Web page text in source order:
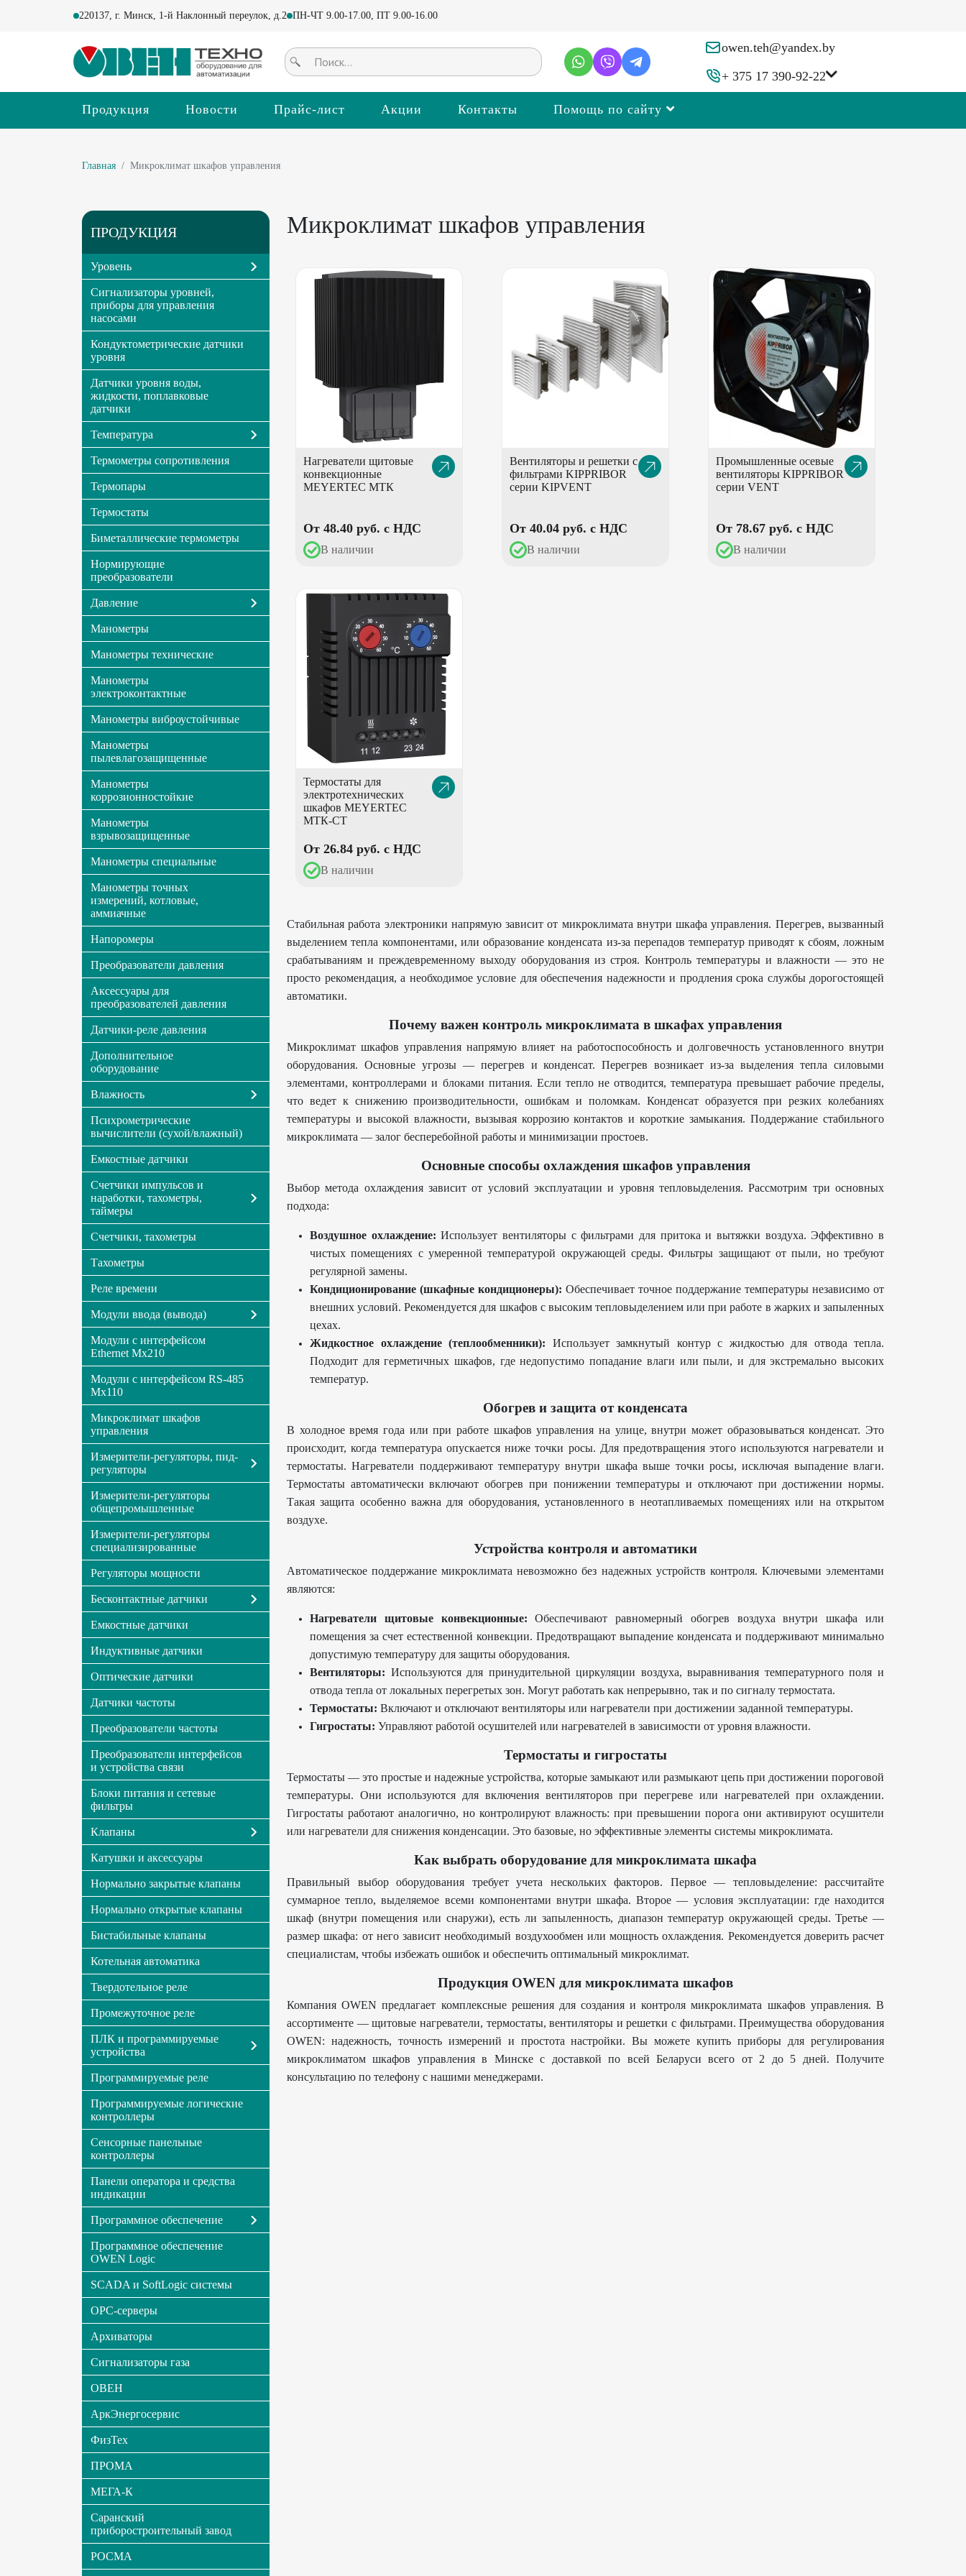
220137, г. Минск, 1-й Наклонный переулок, д.2 ПН-ЧТ 9.00-17.00, ПТ 9.00-16.00
owen.teh@yandex.by
+ 375 17 390-92-22
Продукция Новости Прайс-лист Акции Контакты Помощь по сайту
Главная Микроклимат шкафов управления
ПРОДУКЦИЯ
Уровень
Сигнализаторы уровней,
приборы для управления
насосами
Кондуктометрические датчики
уровня
Датчики уровня воды,
жидкости, поплавковые
датчики
Температура
Термометры сопротивления
Термопары
Термостаты
Биметаллические термометры
Нормирующие
преобразователи
Давление
Манометры
Манометры технические
Манометры
электроконтактные
Манометры виброустойчивые
Манометры
пылевлагозащищенные
Манометры
коррозионностойкие
Манометры
взрывозащищенные
Манометры специальные
Манометры точных
измерений, котловые,
аммиачные
Напоромеры
Преобразователи давления
Аксессуары для
преобразователей давления
Датчики-реле давления
Дополнительное
оборудование
Влажность
Психрометрические
вычислители (сухой/влажный)
Емкостные датчики
Счетчики импульсов и
наработки, тахометры,
таймеры
Счетчики, тахометры
Тахометры
Реле времени
Модули ввода (вывода)
Модули с интерфейсом
Ethernet Мх210
Модули с интерфейсом RS-485
Мх110
Микроклимат шкафов
управления
Измерители-регуляторы, пид-
регуляторы
Измерители-регуляторы
общепромышленные
Измерители-регуляторы
специализированные
Регуляторы мощности
Бесконтактные датчики
Емкостные датчики
Индуктивные датчики
Оптические датчики
Датчики частоты
Преобразователи частоты
Преобразователи интерфейсов
и устройства связи
Блоки питания и сетевые
фильтры
Клапаны
Катушки и аксессуары
Нормально закрытые клапаны
Нормально открытые клапаны
Бистабильные клапаны
Котельная автоматика
Твердотельное реле
Промежуточное реле
ПЛК и программируемые
устройства
Программируемые реле
Программируемые логические
контроллеры
Сенсорные панельные
контроллеры
Панели оператора и средства
индикации
Программное обеспечение
Программное обеспечение
OWEN Logic
SCADA и SoftLogic системы
OPC-серверы
Архиваторы
Сигнализаторы газа
ОВЕН
АркЭнергосервис
ФизТех
ПРОМА
МЕГА-К
Саранский
приборостроительный завод
РОСМА
Микроклимат шкафов управления
Нагреватели щитовые
конвекционные
MEYERTEC МТК
Описание
товара
От 48.40 pуб. с НДС
В наличии
Вентиляторы и решетки с
фильтрами KIPPRIBOR
серии KIPVENT
Описание
товара
От 40.04 pуб. с НДС
В наличии
Промышленные осевые
вентиляторы KIPPRIBOR
серии VENT
Описание
товара
От 78.67 pуб. с НДС
В наличии
Термостаты для
электротехнических
шкафов MEYERTEC
МТК-СТ
Описание
товара
От 26.84 pуб. с НДС
В наличии
Стабильная работа электроники напрямую зависит от микроклимата внутри шкафа управления. Перегрев, вызванный
выделением тепла компонентами, или образование конденсата из-за перепадов температур приводят к сбоям, ложным
срабатываниям и преждевременному выходу оборудования из строя. Контроль температуры и влажности — это не
просто рекомендация, а необходимое условие для обеспечения надежности и продления срока службы дорогостоящей
автоматики.
Почему важен контроль микроклимата в шкафах управления
Микроклимат шкафов управления напрямую влияет на работоспособность и долговечность установленного внутри
оборудования. Основные угрозы — перегрев и конденсат. Перегрев возникает из-за выделения тепла силовыми
элементами, контроллерами и блоками питания. Если тепло не отводится, температура превышает рабочие пределы,
что ведет к снижению производительности, ошибкам и поломкам. Конденсат образуется при резких колебаниях
температуры и высокой влажности, вызывая коррозию контактов и короткие замыкания. Поддержание стабильного
микроклимата — залог бесперебойной работы и минимизации простоев.
Основные способы охлаждения шкафов управления
Выбор метода охлаждения зависит от условий эксплуатации и уровня тепловыделения. Рассмотрим три основных
подхода:
Воздушное охлаждение: Использует вентиляторы с фильтрами для притока и вытяжки воздуха. Эффективно в
чистых помещениях с умеренной температурой окружающей среды. Фильтры защищают от пыли, но требуют
регулярной замены.
Кондиционирование (шкафные кондиционеры): Обеспечивает точное поддержание температуры независимо от
внешних условий. Рекомендуется для шкафов с высоким тепловыделением или при работе в жарких и запыленных
цехах.
Жидкостное охлаждение (теплообменники): Использует замкнутый контур с жидкостью для отвода тепла.
Подходит для герметичных шкафов, где недопустимо попадание влаги или пыли, и для экстремально высоких
температур.
Обогрев и защита от конденсата
В холодное время года или при работе шкафов управления на улице, внутри может образовываться конденсат. Это
происходит, когда температура опускается ниже точки росы. Для предотвращения этого используются нагреватели и
термостаты. Нагреватели поддерживают температуру внутри шкафа выше точки росы, исключая выпадение влаги.
Термостаты автоматически включают обогрев при понижении температуры и отключают при достижении нормы.
Такая защита особенно важна для оборудования, установленного в неотапливаемых помещениях или на открытом
воздухе.
Устройства контроля и автоматики
Автоматическое поддержание микроклимата невозможно без надежных устройств контроля. Ключевыми элементами
являются:
Нагреватели щитовые конвекционные: Обеспечивают равномерный обогрев воздуха внутри шкафа или
помещения за счет естественной конвекции. Предотвращают выпадение конденсата и поддерживают минимально
допустимую температуру для защиты оборудования.
Вентиляторы: Используются для принудительной циркуляции воздуха, выравнивания температурного поля и
отвода тепла от локальных перегретых зон. Могут работать как непрерывно, так и по сигналу термостата.
Термостаты: Включают и отключают вентиляторы или нагреватели при достижении заданной температуры.
Гигростаты: Управляют работой осушителей или нагревателей в зависимости от уровня влажности.
Термостаты и гигростаты
Термостаты — это простые и надежные устройства, которые замыкают или размыкают цепь при достижении пороговой
температуры. Они используются для включения вентиляторов при перегреве или нагревателей при охлаждении.
Гигростаты работают аналогично, но контролируют влажность: при превышении порога они активируют осушители
или нагреватели для снижения конденсации. Это базовые, но эффективные элементы системы микроклимата.
Как выбрать оборудование для микроклимата шкафа
Правильный выбор оборудования требует учета нескольких факторов. Первое — тепловыделение: рассчитайте
суммарное тепло, выделяемое всеми компонентами внутри шкафа. Второе — условия эксплуатации: где находится
шкаф (внутри помещения или снаружи), есть ли запыленность, диапазон температур окружающей среды. Третье —
размер шкафа: от него зависит необходимый воздухообмен или мощность охлаждения. Рекомендуется доверить расчет
специалистам, чтобы избежать ошибок и обеспечить оптимальный микроклимат.
Продукция OWEN для микроклимата шкафов
Компания OWEN предлагает комплексные решения для создания и контроля микроклимата шкафов управления. В
ассортименте — щитовые нагреватели, термостаты, вентиляторы и решетки с фильтрами. Преимущества оборудования
OWEN: надежность, точность измерений и простота настройки. Вы можете купить приборы для регулирования
микроклиматом шкафов управления в Минске с доставкой по всей Беларуси всего от 2 до 5 дней. Получите
консультацию по телефону с нашими менеджерами.